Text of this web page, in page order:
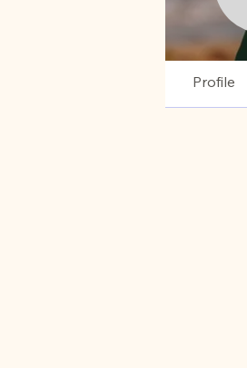
Profile